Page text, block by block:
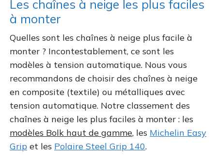
Les chaînes à neige les plus faciles
à monter
Quelles sont les chaînes à neige plus facile à
monter ? Incontestablement, ce sont les
modèles à tension automatique. Nous vous
recommandons de choisir des chaînes à neige
en composite (textile) ou métalliques avec
tension automatique. Notre classement des
chaînes à neige les plus faciles à monter : les
modèles Bolk haut de gamme, les Michelin Easy
Grip et les Polaire Steel Grip 140.